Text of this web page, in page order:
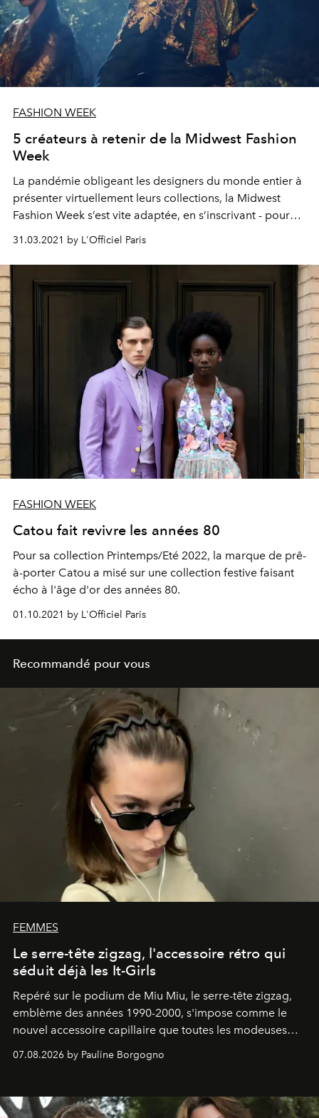
FASHION WEEK
5 créateurs à retenir de la Midwest Fashion
Week
La pandémie obligeant les designers du monde entier à
présenter virtuellement leurs collections, la Midwest
Fashion Week s’est vite adaptée, en s’inscrivant - pour
une meilleure visibilité - dans le calendrier du prêt-à-
porter féminin automne-hiver 2021/22, sous la direction
créative et production de Mariela Sabino.
31.03.2021 by L'Officiel Paris
FASHION WEEK
Catou fait revivre les années 80
Pour sa collection Printemps/Eté 2022, la marque de prê-
à-porter Catou a misé sur une collection festive faisant
écho à l'âge d'or des années 80.
01.10.2021 by L'Officiel Paris
Recommandé pour vous
FEMMES
Le serre-tête zigzag, l'accessoire rétro qui
séduit déjà les It-Girls
Repéré sur le podium de Miu Miu, le serre-tête zigzag,
emblème des années 1990-2000, s'impose comme le
nouvel accessoire capillaire que toutes les modeuses
s'arrachent déjà.
07.08.2026 by Pauline Borgogno